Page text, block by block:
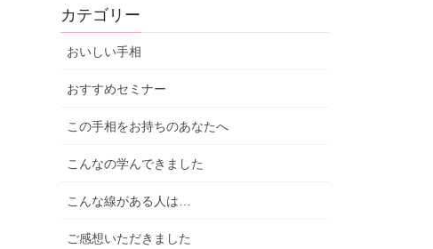
カテゴリー
おいしい手相
おすすめセミナー
この手相をお持ちのあなたへ
こんなの学んできました
こんな線がある人は…
ご感想いただきました